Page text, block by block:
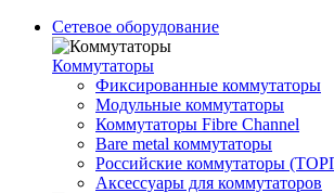
Сетевое оборудование
Коммутаторы
Фиксированные коммутаторы
Модульные коммутаторы
Коммутаторы Fibre Channel
Bare metal коммутаторы
Российские коммутаторы
Аксессуары для коммутаторов